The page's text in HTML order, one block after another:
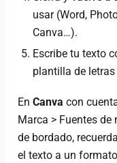
usar (Word,
Canva…).
Escribe tu texto
plantilla de
EnCanva con
Marca > Fuentes
de bordado,
el texto a un